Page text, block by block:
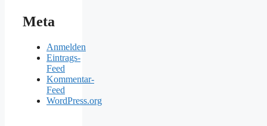
Meta
Anmelden
Eintrags-
Feed
Kommentar-
Feed
WordPress.org